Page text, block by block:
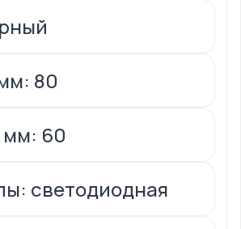
80
60
светодиодная